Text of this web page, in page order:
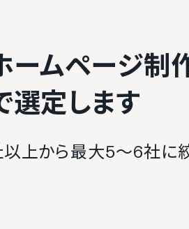
ームページ制
選定します
上から最大5〜6社に